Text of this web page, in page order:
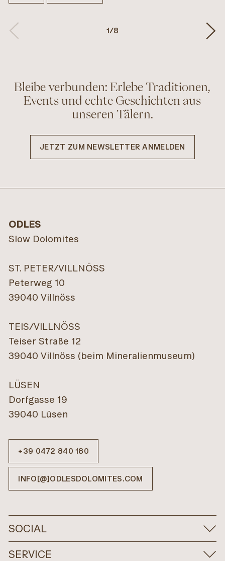
1/8
Bleibe verbunden: Erlebe Traditionen,
Events und echte Geschichten aus
unseren Tälern.
JETZT ZUM NEWSLETTER ANMELDEN
ODLES
Slow Dolomites
ST. PETER/VILLNÖSS
Peterweg 10
39040 Villnöss
TEIS/VILLNÖSS
Teiser Straße 12
39040 Villnöss (beim Mineralienmuseum)
LÜSEN
Dorfgasse 19
39040 Lüsen
+39 0472 840 180
INFO[@]ODLESDOLOMITES.COM
SOCIAL
SERVICE